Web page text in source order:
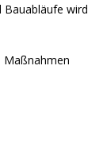
Bauabläufe wird
Maßnahmen